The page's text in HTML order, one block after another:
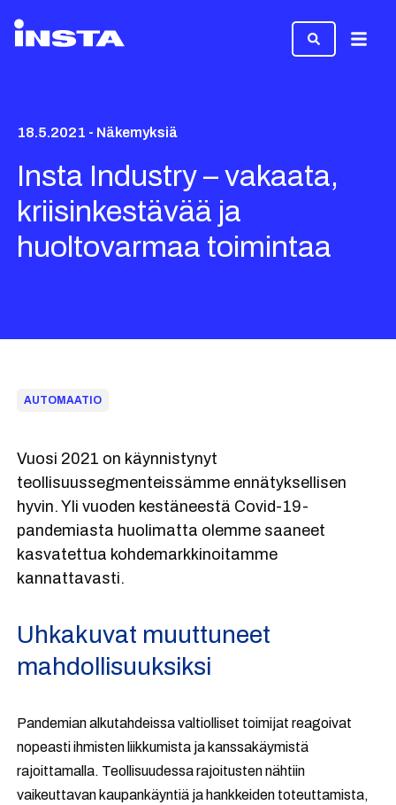
18.5.2021 - Näkemyksiä
Insta Industry – vakaata,
kriisinkestävää ja
huoltovarmaa toimintaa
AUTOMAATIO
Vuosi 2021 on käynnistynyt
teollisuussegmenteissämme ennätyksellisen
hyvin. Yli vuoden kestäneestä Covid-19-
pandemiasta huolimatta olemme saaneet
kasvatettua kohdemarkkinoitamme
kannattavasti.
Uhkakuvat muuttuneet
mahdollisuuksiksi
Pandemian alkutahdeissa valtiolliset toimijat reagoivat
nopeasti ihmisten liikkumista ja kanssakäymistä
rajoittamalla. Teollisuudessa rajoitusten nähtiin
vaikeuttavan kaupankäyntiä ja hankkeiden toteuttamista,